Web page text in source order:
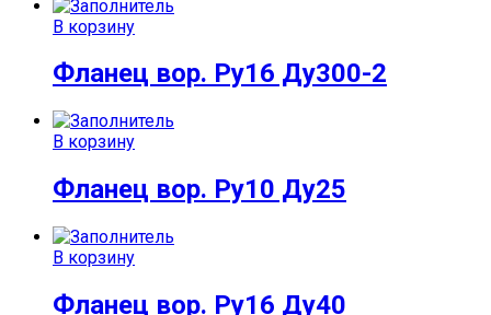
В корзину
Фланец вор. Ру16 Ду300-2
В корзину
Фланец вор. Ру10 Ду25
В корзину
Фланец вор. Ру16 Ду40